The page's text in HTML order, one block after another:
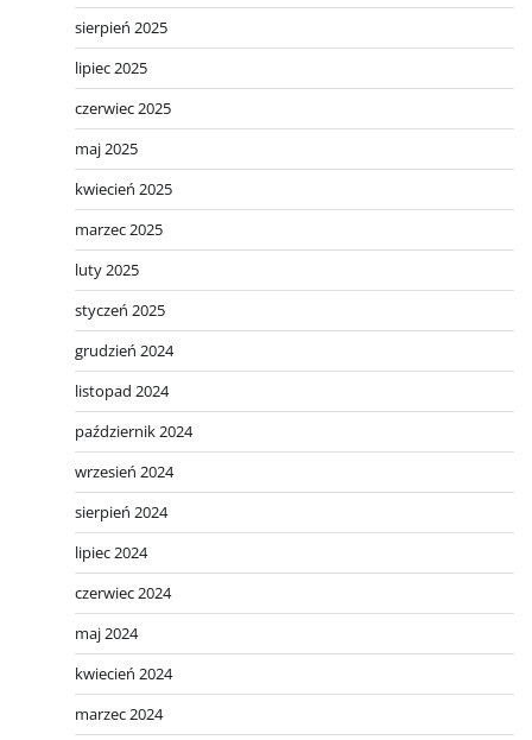
sierpień 2025
lipiec 2025
czerwiec 2025
maj 2025
kwiecień 2025
marzec 2025
luty 2025
styczeń 2025
grudzień 2024
listopad 2024
październik 2024
wrzesień 2024
sierpień 2024
lipiec 2024
czerwiec 2024
maj 2024
kwiecień 2024
marzec 2024